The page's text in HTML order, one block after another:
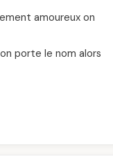
amoureux on
porte le nom alors